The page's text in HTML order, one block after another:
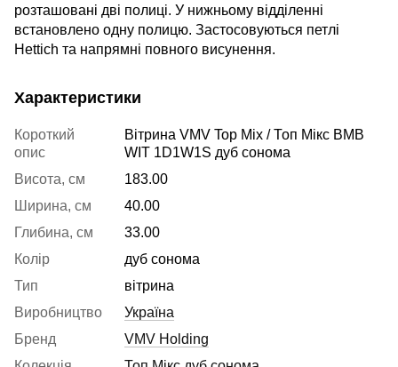
розташовані дві полиці. У нижньому відділенні
встановлено одну полицю. Застосовуються петлі
Hettich та напрямні повного висунення.
Характеристики
Короткий
опис
Вітрина VMV Top Mix / Топ Мікс ВМВ
WIT 1D1W1S дуб сонома
Висота, см
183.00
Ширина, см
40.00
Глибина, см
33.00
Колір
дуб сонома
Тип
вітрина
Виробництво
Україна
Бренд
VMV Holding